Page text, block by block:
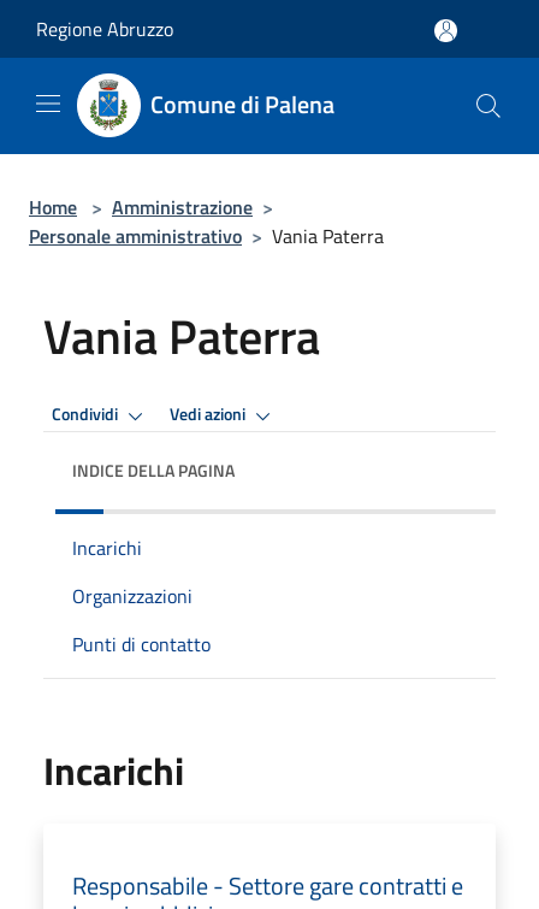
Regione Abruzzo
Comune di Palena
Home > Amministrazione >
Personale amministrativo > Vania Paterra
Vania Paterra
Condividi Vedi azioni
INDICE DELLA PAGINA
Incarichi
Organizzazioni
Punti di contatto
Incarichi
Responsabile - Settore gare contratti e